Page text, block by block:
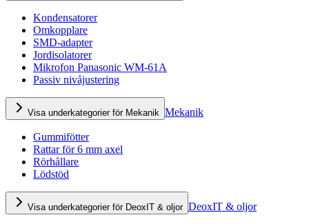
Kondensatorer
Omkopplare
SMD-adapter
Jordisolatorer
Mikrofon Panasonic WM-61A
Passiv nivåjustering
Visa underkategorier för Mekanik Mekanik
Gummifötter
Rattar för 6 mm axel
Rörhållare
Lödstöd
Visa underkategorier för DeoxIT & oljor DeoxIT & oljor